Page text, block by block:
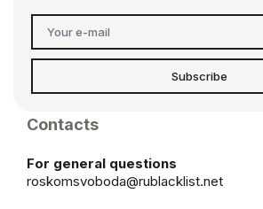
Subscribe
Contacts
For general questions
roskomsvoboda@rublacklist.net